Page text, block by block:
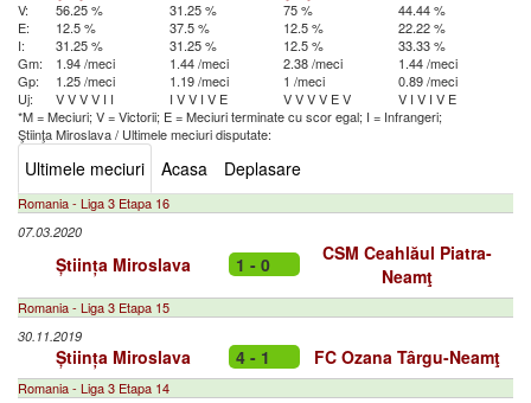
V:
56.25 % 31.25 % 75 %
44.44 %
E:
12.5 % 37.5 % 12.5 %
22.22 %
I:
31.25 % 31.25 % 12.5 %
33.33 %
Gm:
1.94 /meci 1.44 /meci 2.38 /meci
1.44 /meci
Gp:
1.25 /meci 1.19 /meci 1 /meci
0.89 /meci
Uj:
VVVV I I I VV I V E VVVV EV V I V I V E
*M = Meciuri; V = Victorii; E = Meciuri terminate cu scor egal; I = Infrangeri;
Ştiinţa Miroslava/ Ultimele meciuri disputate:
Ultimele meciuri Acasa Deplasare
Romania - Liga 3 Etapa 16
07.03.2020
Știința Miroslava 1 - 0
CSM Ceahlăul Piatra-
Neamţ
Romania - Liga 3 Etapa 15
30.11.2019
Știința Miroslava 4 - 1 FC Ozana Târgu-Neamţ
Romania - Liga 3 Etapa 14